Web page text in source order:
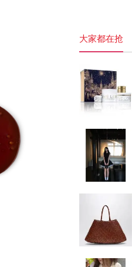
Lush Super 牛奶
Dealmoon英国省钱快报
大家都在抢